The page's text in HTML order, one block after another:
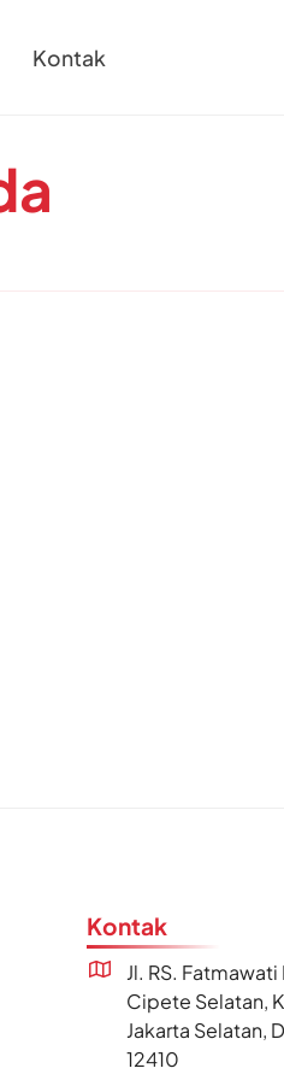
Kontak
Kontak
Jl. RS.
Cipete Selatan,
Jakarta Selatan,
12410